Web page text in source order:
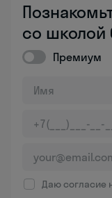
со школой
Премиум
Даю согласие